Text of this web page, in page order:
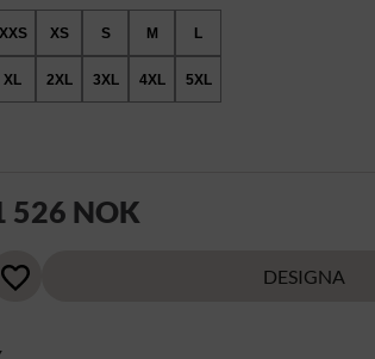
XXS XS S M L
XL 2XL 3XL 4XL 5XL
526 NOK
DESIGNA